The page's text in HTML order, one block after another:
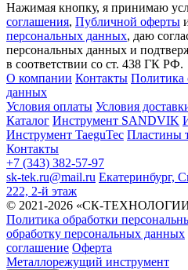
Нажимая кнопку, я принимаю
соглашения, Публичной оферты
персональных данных, даю
персональных данных и
в соответствии со ст. 438 ГК РФ.
О компании Контакты Политика
данных
Условия оплаты Условия
Каталог Инструмент SANDVIK
Инструмент TaeguTec Пластины
Контакты
+7 (343) 382-57-97
sk-tek.ru@mail.ru Екатеринбург,
222, 2-й этаж
© 2021-2026 «СК-
Политика обработки
обработку персональных данных
соглашение Оферта
Металлорежущий инструмент